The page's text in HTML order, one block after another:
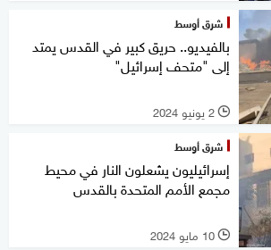
شرق أوسط
بالفيديو.. حريق كبير في القدس يمتد
إلى "متحف إسرائيل"
l 2 يونيو 2024
شرق أوسط
إسرائيليون يشعلون النار في محيط
مجمع الأمم المتحدة بالقدس
l 10 مايو 2024